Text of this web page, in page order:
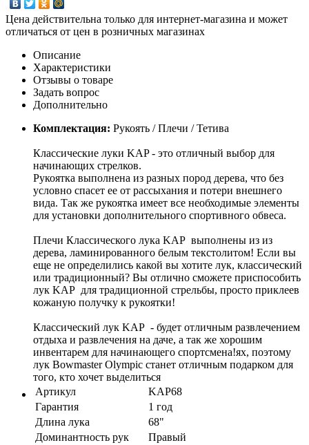
Цена действительна только для интернет-магазина и может
отличаться от цен в розничных магазинах
Описание
Характеристики
Отзывы о товаре
Задать вопрос
Дополнительно
Комплектация: Рукоять / Плечи / Тетива
Классические луки KAP - это отличный выбор для
начинающих стрелков.
Рукоятка выполнена из разных пород дерева, что без
условно спасет ее от рассыхания и потери внешнего
вида. Так же рукоятка имеет все необходимые элементы
для установки дополнительного спортивного обвеса.
Плечи Классического лука KAP выполнены из из
дерева, ламинированного белым текстолитом! Если вы
еще не определились какой вы хотите лук, классический
или традиционный? Вы отлично сможете приспособить
лук KAP для традиционной стрельбы, просто приклеев
кожаную получку к рукоятки!
Классический лук KAP - будет отличным развлечением
отдыха и развлечения на даче, а так же хорошим
инвентарем для начинающего спортсмена!ях, поэтому
лук Bowmaster Olympic станет отличным подарком для
того, кто хочет выделиться
Артикул
KAP68
Гарантия
1 год
Длина лука
68"
Доминантность рук
Правый